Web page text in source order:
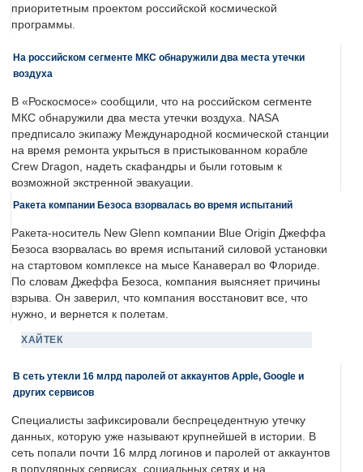
приоритетным проектом российской космической
программы.
На российском сегменте МКС обнаружили два места утечки
воздуха
В «Роскосмосе» сообщили, что на российском сегменте
МКС обнаружили два места утечки воздуха. NASA
предписало экипажу Международной космической станции
на время ремонта укрыться в пристыкованном корабле
Crew Dragon, надеть скафандры и были готовым к
возможной экстренной эвакуации.
Ракета компании Безоса взорвалась во время испытаний
Ракета-носитель New Glenn компании Blue Origin Джеффа
Безоса взорвалась во время испытаний силовой установки
на стартовом комплексе на мысе Канаверал во Флориде.
По словам Джеффа Безоса, компания выясняет причины
взрыва. Он заверил, что компания восстановит все, что
нужно, и вернется к полетам.
ХАЙТЕК
В сеть утекли 16 млрд паролей от аккаунтов Apple, Google и
других сервисов
Специалисты зафиксировали беспрецедентную утечку
данных, которую уже называют крупнейшей в истории. В
сеть попали почти 16 млрд логинов и паролей от аккаунтов
в популярных сервисах, социальных сетях и на